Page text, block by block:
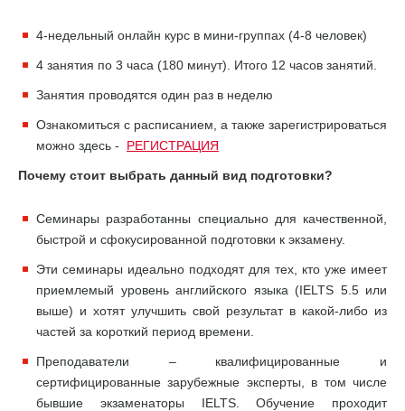
4-недельный онлайн курс в мини-группах (4-8 человек)
4 занятия по 3 часа (180 минут). Итого 12 часов занятий.
Занятия проводятся один раз в неделю
Ознакомиться с расписанием, а также зарегистрироваться
можно здесь - РЕГИСТРАЦИЯ
Почему стоит выбрать данный вид подготовки?
Семинары разработанны специально для качественной,
быстрой и сфокусированной подготовки к экзамену.
Эти семинары идеально подходят для тех, кто уже имеет
приемлемый уровень английского языка (IELTS 5.5 или
выше) и хотят улучшить свой результат в какой-либо из
частей за короткий период времени.
Преподаватели – квалифицированные и
сертифицированные зарубежные эксперты, в том числе
бывшие экзаменаторы IELTS. Обучение проходит